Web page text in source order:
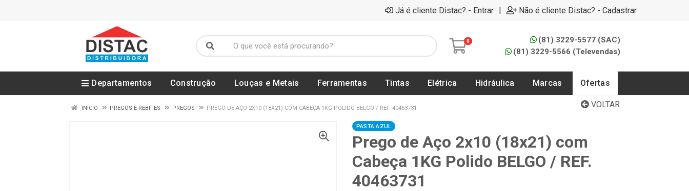
Já é cliente Distac? - Entrar | Não é cliente Distac? - Cadastrar
0
(81) 3229-5577 (SAC)
(81) 3229-5566 (Televendas)
Departamentos Construção Louças e Metais Ferramentas Tintas Elétrica Hidráulica Marcas Ofertas
VOLTAR
INÍCIO PREGOS E REBITES PREGOS PREGO DE AÇO 2X10 (18X21) COM CABEÇA 1KG POLIDO BELGO / REF. 40463731
PASTA AZUL
Prego de Aço 2x10 (18x21) com
Cabeça 1KG Polido BELGO / REF.
40463731